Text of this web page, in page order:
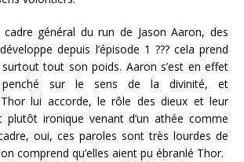
général du run de Jason Aaron, des
depuis l’épisode 1 ??? cela prend
tout son poids. Aaron s’est en effet
penché sur le sens de la divinité, et
Thor lui accorde, le rôle des dieux et leur
plutôt ironique venant d’un athée comme
oui, ces paroles sont très lourdes de
comprend qu’elles aient pu ébranlé Thor.